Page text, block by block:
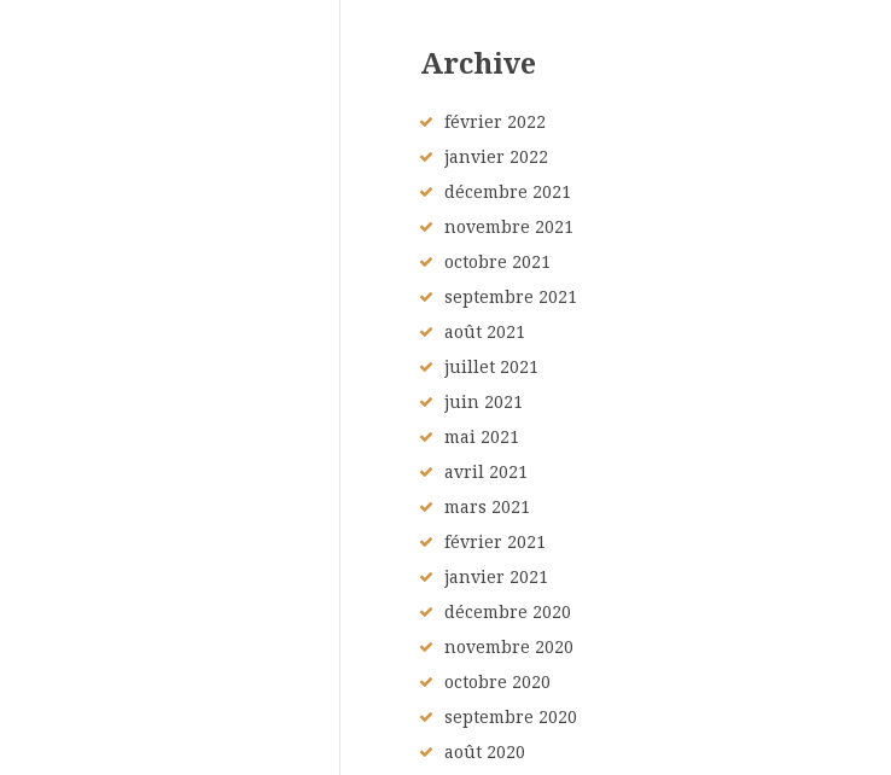
Archive
février 2022
janvier 2022
décembre 2021
novembre 2021
octobre 2021
septembre 2021
août 2021
juillet 2021
juin 2021
mai 2021
avril 2021
mars 2021
février 2021
janvier 2021
décembre 2020
novembre 2020
octobre 2020
septembre 2020
août 2020